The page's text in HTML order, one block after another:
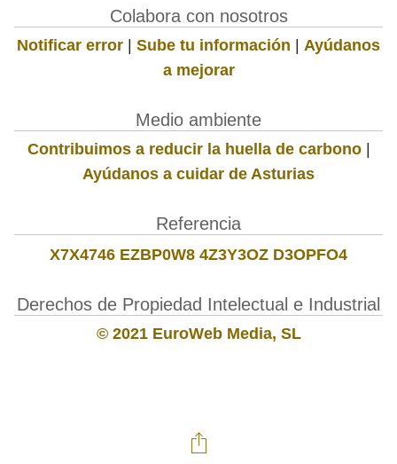
Colabora con nosotros
Notificar error | Sube tu información | Ayúdanos
a mejorar
Medio ambiente
Contribuimos a reducir la huella de carbono|
Ayúdanos a cuidar de Asturias
Referencia
X7X4746 EZBP0W8 4Z3Y3OZ D3OPFO4
Derechos de Propiedad Intelectual e Industrial
© 2021 EuroWeb Media, SL